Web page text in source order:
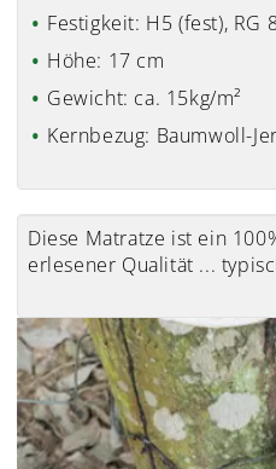
Festigkeit: H5 (fest), RG
Höhe: 17 cm
Gewicht: ca. 15kg/m²
Kernbezug: Baumwoll-
Diese Matratze ist ein
erlesener Qualität ...